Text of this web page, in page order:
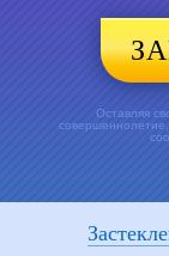
Оставляя